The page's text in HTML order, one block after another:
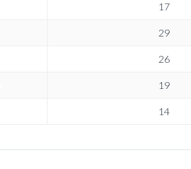
17
29
26
19
14